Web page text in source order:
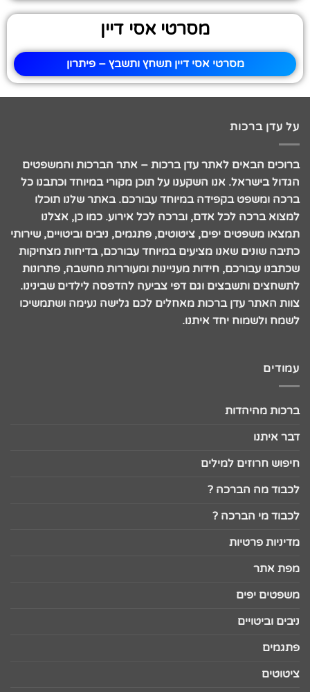
מסרטי אסי דיין
מסרטי אסי דיין תשחץ ותשבץ – פיתרון
על עדן ברכות
ברוכים הבאים לאתר עדן ברכות – אתר הברכות והמשפטים
הגדול בישראל. אנו השקענו על תוכן מקורי במיוחד וכתבנו כל
ברכה ומשפט בקפידה במיוחד עבורכם. באתר שלנו תוכלו
למצוא ברכה לכל אדם, וברכה לכל אירוע. כמו כן, אצלנו
תמצאו משפטים יפים, ציטוטים, פתגמים, ניבים וביטויים, שירותי
כתיבה שונים שאנו מציעים במיוחד עבורכם, בדיחות מצחיקות
שכתבנו עבורכם, חידות מעניינות ומעוררות מחשבה, פתרונות
לתשחצים ותשבצים וגם דפי צביעה להדפסה לילדים שבינינו.
צוות האתר עדן ברכות מאחלים לכם גלישה נעימה ושתמשיכו
לשמח ולשמוח יחד איתנו.
עמודים
ברכות מהיהדות
דבר איתנו
חיפוש חרוזים למילים
לכבוד מה הברכה ?
לכבוד מי הברכה ?
מדיניות פרטיות
מפת אתר
משפטים יפים
ניבים וביטויים
פתגמים
ציטוטים